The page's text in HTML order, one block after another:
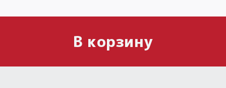
В корзину